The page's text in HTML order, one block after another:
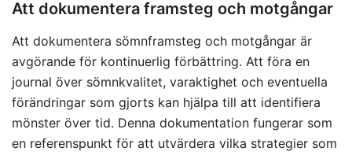
Att dokumentera framsteg och motgångar
Att dokumentera sömnframsteg och motgångar är
avgörande för kontinuerlig förbättring. Att föra en
journal över sömnkvalitet, varaktighet och eventuella
förändringar som gjorts kan hjälpa till att identifiera
mönster över tid. Denna dokumentation fungerar som
en referenspunkt för att utvärdera vilka strategier som